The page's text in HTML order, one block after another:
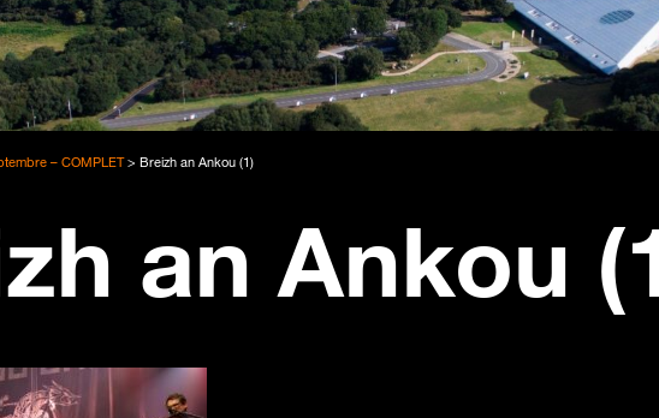
– COMPLET> Breizh an Ankou (1)
an Ankou